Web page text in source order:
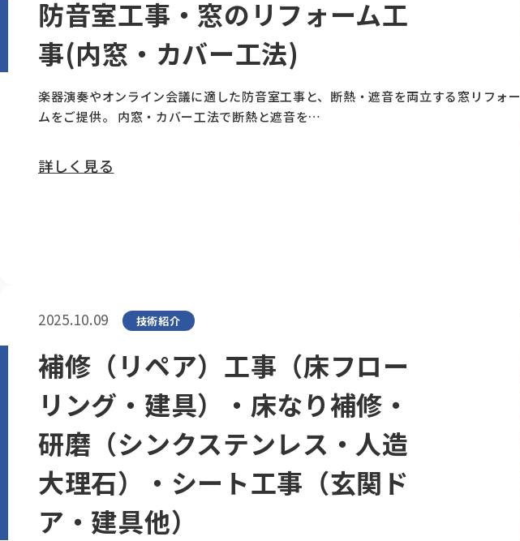
防音室工事・窓のリフォーム工
事(内窓・カバー工法)
楽器演奏やオンライン会議に適した防音室工事と、断熱・遮音を両立する窓リフォー
ムをご提供。 内窓・カバー工法で断熱と遮音を…
詳しく見る
2025.10.09 技術紹介
補修（リペア）工事（床フロー
リング・建具）・床なり補修・
研磨（シンクステンレス・人造
大理石）・シート工事（玄関ド
ア・建具他）